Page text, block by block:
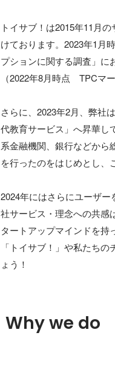
トイサブ！は2015年11月
けております。2023年1月
プションに関する調査」に
（2022年8月時点　TPCマ
さらに、2023年2月、弊社
代教育サービス」へ昇華し
系金融機関、銀行などから
を行ったのをはじめとし、
2024年にはさらにユーザ
社サービス・理念への共感
タートアップマインドを持
「トイサブ！」や私たち
ょう！
Why we do